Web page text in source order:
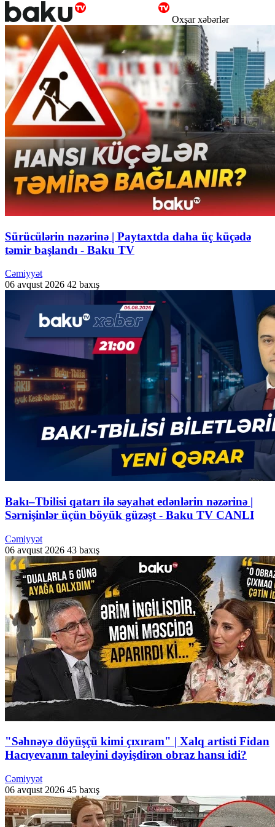
Oxşar xəbərlər
Sürücülərin nəzərinə | Paytaxtda daha üç küçədə
təmir başlandı - Baku TV
Cəmiyyət
06 avqust 2026 42 baxış
Bakı–Tbilisi qatarı ilə səyahət edənlərin nəzərinə |
Sərnişinlər üçün böyük güzəşt - Baku TV CANLI
Cəmiyyət
06 avqust 2026 43 baxış
"Səhnəyə döyüşçü kimi çıxıram" | Xalq artisti Fidan
Hacıyevanın taleyini dəyişdirən obraz hansı idi?
Cəmiyyət
06 avqust 2026 45 baxış